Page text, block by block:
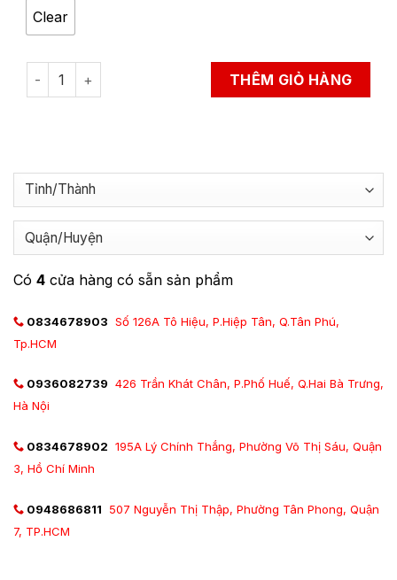
Clear
Tấm Chống Đọng Sương Pinlock Mũ LS2 quantity
THÊM GIỎ HÀNG
Có 4 cửa hàng có sẵn sản phẩm
0834678903 Số 126A Tô Hiệu, P.Hiệp Tân, Q.Tân Phú,
Tp.HCM
0936082739 426 Trần Khát Chân, P.Phố Huế, Q.Hai Bà Trưng,
Hà Nội
0834678902 195A Lý Chính Thắng, Phường Võ Thị Sáu, Quận
3, Hồ Chí Minh
0948686811
507 Nguyễn Thị Thập, Phường Tân Phong, Quận
7, TP.HCM